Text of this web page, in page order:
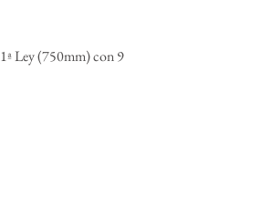
Ley (750mm) con 9